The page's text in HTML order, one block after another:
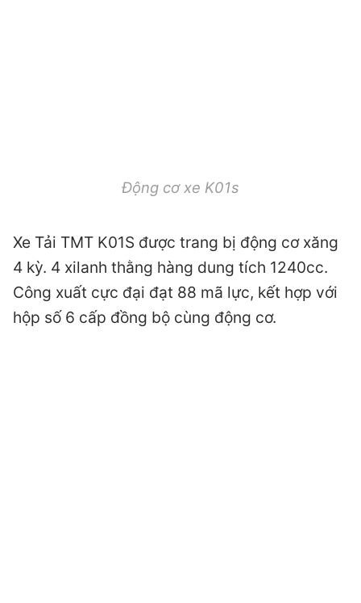
Động cơ xe K01s
Xe Tải TMT K01S được trang bị động cơ xăng
4 kỳ. 4 xilanh thằng hàng dung tích 1240cc.
Công xuất cực đại đạt 88 mã lực, kết hợp với
hộp số 6 cấp đồng bộ cùng động cơ.